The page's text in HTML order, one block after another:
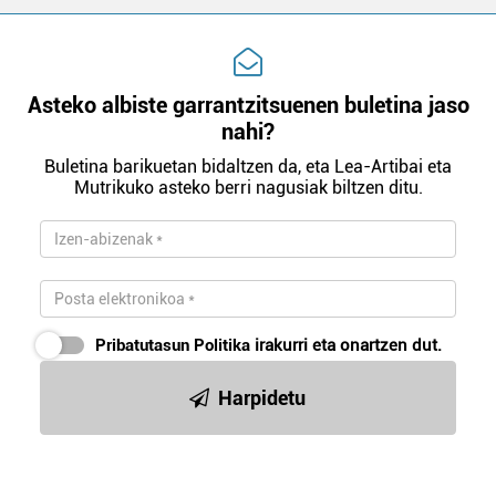
Asteko albiste garrantzitsuenen buletina jaso
nahi?
Buletina barikuetan bidaltzen da, eta Lea-Artibai eta
Mutrikuko asteko berri nagusiak biltzen ditu.
Pribatutasun Politika irakurri eta onartzen dut.
Harpidetu